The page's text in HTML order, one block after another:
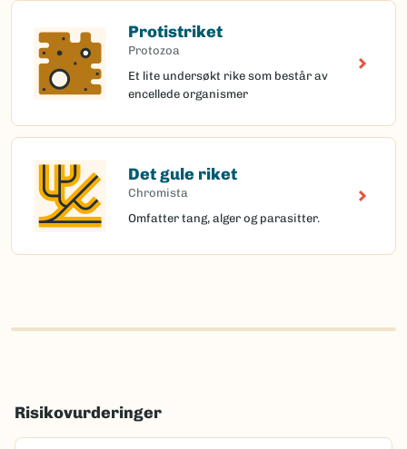
Protistriket
Protozoa
Et lite undersøkt rike som består av
encellede organismer
Det gule riket
Chromista
Omfatter tang, alger og parasitter.
Risikovurderinger